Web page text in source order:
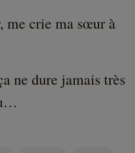
me crie ma sœur à
ne dure jamais très